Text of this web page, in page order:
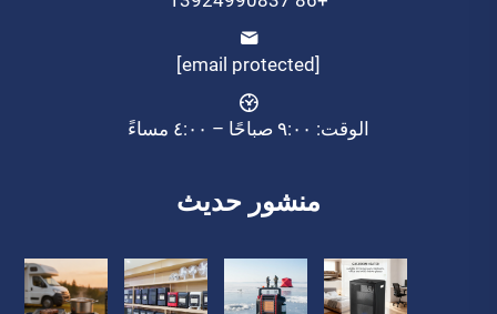
[email protected]
الوقت: ٩:٠٠ صباحًا – ٤:٠٠ مساءً
منشور حديث